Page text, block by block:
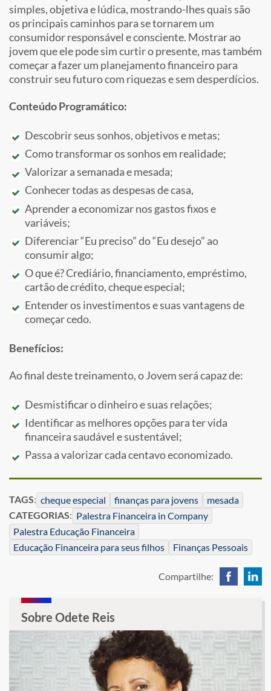
simples, objetiva e lúdica, mostrando-lhes quais são
os principais caminhos para se tornarem um
consumidor responsável e consciente. Mostrar ao
jovem que ele pode sim curtir o presente, mas também
começar a fazer um planejamento financeiro para
construir seu futuro com riquezas e sem desperdícios.
Conteúdo Programático:
Descobrir seus sonhos, objetivos e metas;
Como transformar os sonhos em realidade;
Valorizar a semanada e mesada;
Conhecer todas as despesas de casa,
Aprender a economizar nos gastos fixos e
variáveis;
Diferenciar “Eu preciso” do “Eu desejo” ao
consumir algo;
O que é? Crediário, financiamento, empréstimo,
cartão de crédito, cheque especial;
Entender os investimentos e suas vantagens de
começar cedo.
Benefícios:
Ao final deste treinamento, o Jovem será capaz de:
Desmistificar o dinheiro e suas relações;
Identificar as melhores opções para ter vida
financeira saudável e sustentável;
Passa a valorizar cada centavo economizado.
TAGS: cheque especial finanças para jovens
mesada
CATEGORIAS: Palestra Financeira in Company
Palestra Educação Financeira
Educação Financeira para seus filhos
Finanças Pessoais
Compartilhe:
Sobre Odete Reis